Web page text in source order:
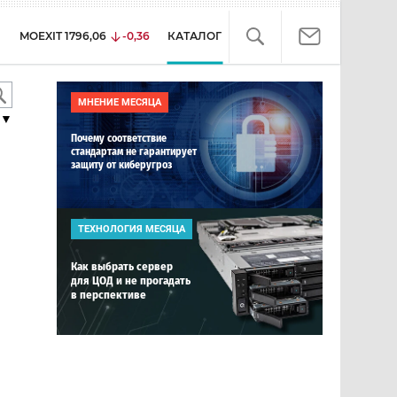
MOEXIT 1796,06 -0,36 КАТАЛОГ
▼
МНЕНИЕ МЕСЯЦА
Почему соответствие
стандартам не гарантирует
защиту от киберугроз
ТЕХНОЛОГИЯ МЕСЯЦА
Как выбрать сервер
для ЦОД и не прогадать
в перспективе